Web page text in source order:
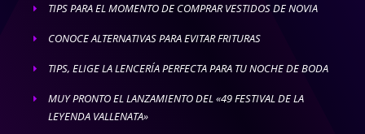
E TIPS PARA EL MOMENTO DE COMPRAR VESTIDOS DE NOVIA
E CONOCE ALTERNATIVAS PARA EVITAR FRITURAS
E TIPS, ELIGE LA LENCERÍA PERFECTA PARA TU NOCHE DE BODA
E
MUY PRONTO EL LANZAMIENTO DEL «49 FESTIVAL DE LA
LEYENDA VALLENATA»